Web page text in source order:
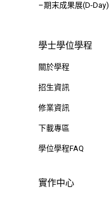
–期末成果展(D-Day)
學士學位學程
關於學程
招生資訊
修業資訊
下載專區
學位學程FAQ
實作中心